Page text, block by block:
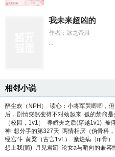
我未来超凶的
作者：冰之帝具
...
相邻小说
醉尘欢（NPH） 读心：小将军哭唧唧，
后，剧情突然变得不对劲起来 孤的禁裔是
（校园，1v1）
养娇夫之后(穿越1v1) 被
神 想分手的第327天 两情相厌（伪骨科，
经宫斗 黄粱（古言1v1） 糜烂病（gl骨）
想上我(简) 月见君跹 论女a与哨向的兼容